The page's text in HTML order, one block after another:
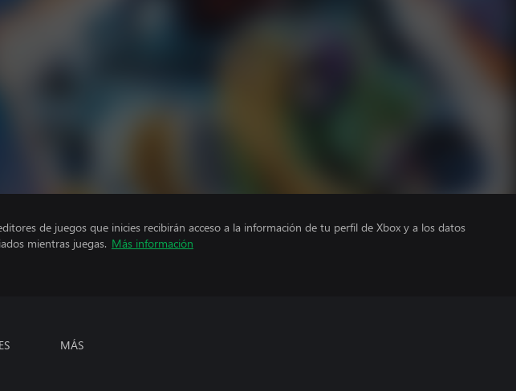
de juegos que inicies recibirán acceso a la información de tu perfil de Xbox y a los datos
mientras juegas. Más información
MÁS